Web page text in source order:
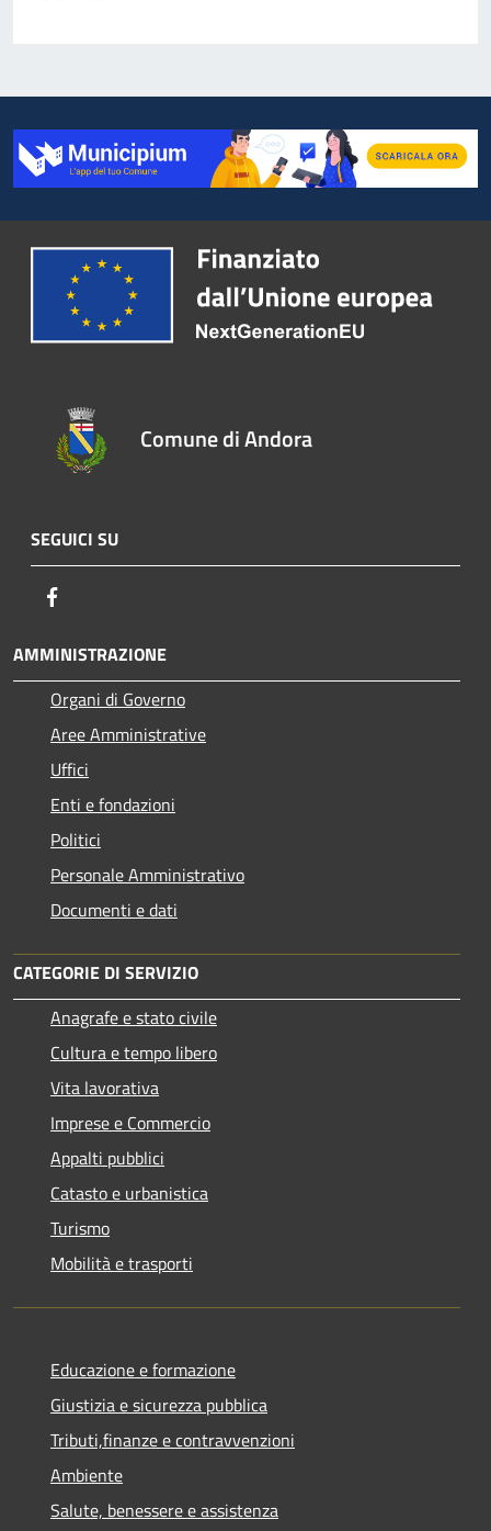
Comune di Andora
SEGUICI SU
AMMINISTRAZIONE
Organi di Governo
Aree Amministrative
Uffici
Enti e fondazioni
Politici
Personale Amministrativo
Documenti e dati
CATEGORIE DI SERVIZIO
Anagrafe e stato civile
Cultura e tempo libero
Vita lavorativa
Imprese e Commercio
Appalti pubblici
Catasto e urbanistica
Turismo
Mobilità e trasporti
Educazione e formazione
Giustizia e sicurezza pubblica
Tributi,finanze e contravvenzioni
Ambiente
Salute, benessere e assistenza